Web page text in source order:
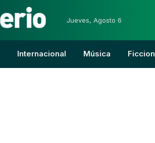
Jueves, Agosto 6
Internacional Música Ficcion